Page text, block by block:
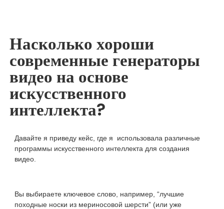
Насколько хороши
современные генераторы
видео на основе
искусственного
интеллекта?
Давайте я приведу кейс, где я использовала различные
программы искусственного интеллекта для создания
видео.
Вы выбираете ключевое слово, например, “лучшие
походные носки из мериносовой шерсти” (или уже